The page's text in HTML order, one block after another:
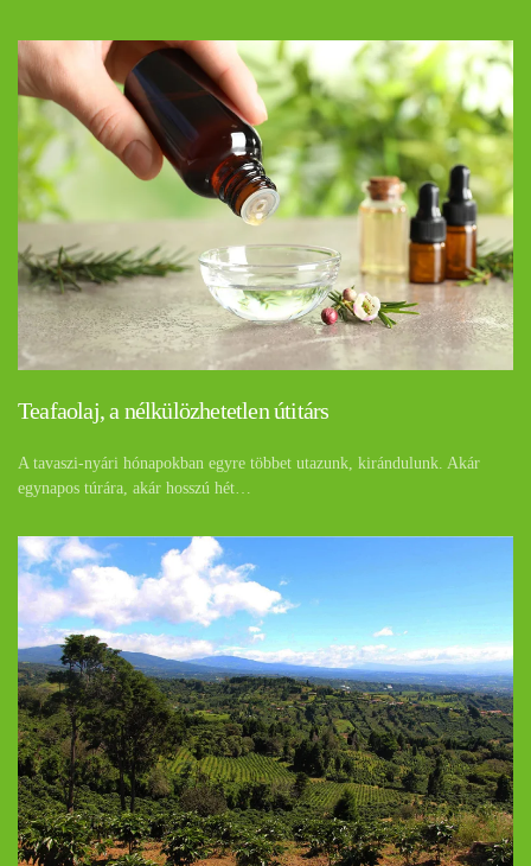
Teafaolaj, a nélkülözhetetlen útitárs
A tavaszi-nyári hónapokban egyre többet utazunk, kirándulunk. Akár
egynapos túrára, akár hosszú hét…